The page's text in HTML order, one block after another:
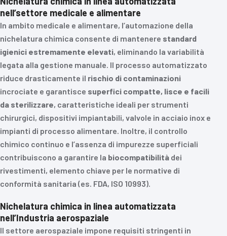
nell’settore medicale e alimentare
In ambito medicale e alimentare, l’automazione della
nichelatura chimica consente di mantenere standard
igienici estremamente elevati, eliminando la variabilità
legata alla gestione manuale. Il processo automatizzato
riduce drasticamente il rischio di contaminazioni
incrociate e garantisce superfici compatte, lisce e facili
da sterilizzare, caratteristiche ideali per strumenti
chirurgici, dispositivi impiantabili, valvole in acciaio inox e
impianti di processo alimentare. Inoltre, il controllo
chimico continuo e l’assenza di impurezze superficiali
contribuiscono a garantire la biocompatibilità dei
rivestimenti, elemento chiave per le normative di
conformità sanitaria (es. FDA, ISO 10993).
Nichelatura chimica in linea automatizzata
nell’Industria aerospaziale
Il settore aerospaziale impone requisiti stringenti in